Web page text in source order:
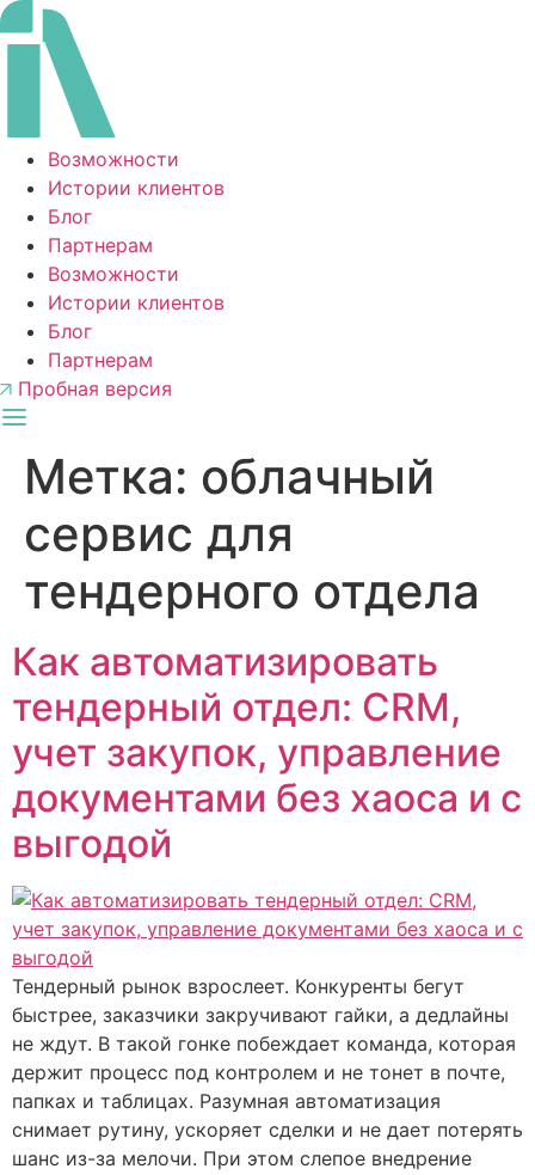
Перейти
к
содержимому
Возможности
Истории клиентов
Блог
Партнерам
Возможности
Истории клиентов
Блог
Партнерам
Пробная версия
Метка: облачный
сервис для
тендерного отдела
Как автоматизировать
тендерный отдел: CRM,
учет закупок, управление
документами без хаоса и с
выгодой
Тендерный рынок взрослеет. Конкуренты бегут
быстрее, заказчики закручивают гайки, а дедлайны
не ждут. В такой гонке побеждает команда, которая
держит процесс под контролем и не тонет в почте,
папках и таблицах. Разумная автоматизация
снимает рутину, ускоряет сделки и не дает потерять
шанс из-за мелочи. При этом слепое внедрение